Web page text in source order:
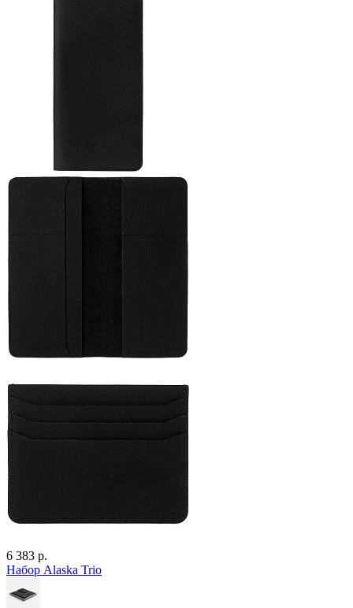
6 383 р.
Набор Alaska Trio